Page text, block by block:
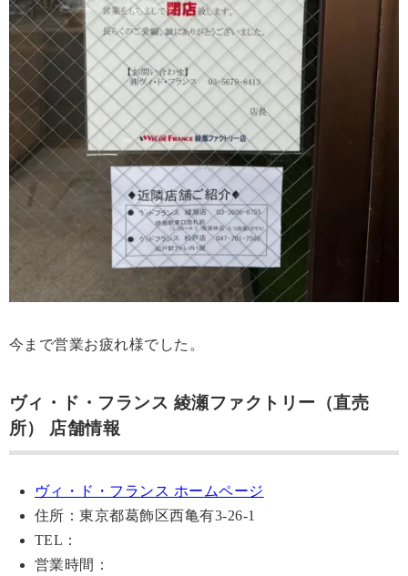
今まで営業お疲れ様でした。
ヴィ・ド・フランス 綾瀬ファクトリー（直売
所） 店舗情報
ヴィ・ド・フランス ホームページ
住所：東京都葛飾区西亀有3-26-1
TEL：
営業時間：